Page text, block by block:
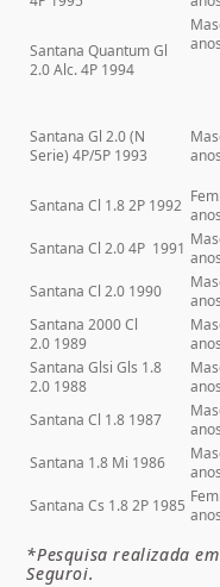
Santana Quantum Gl
2.0 Alc. 4P 1994
anos
Santana Gl 2.0 (N
Serie) 4P/5P 1993
anos
Santana Cl 1.8 2P 1992 anos
Santana Cl 2.0 4P 1991 anos
Santana Cl 2.0 1990
anos
Santana 2000 Cl
2.0 1989
anos
Santana Glsi Gls 1.8
2.0 1988
anos
Santana Cl 1.8 1987
anos
Santana 1.8 Mi 1986
anos
Santana Cs 1.8 2P 1985 anos
*Pesquisa realizada
Seguroi.